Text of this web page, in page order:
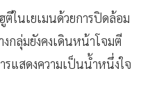
ในเยเมนด้วยการปิดล้อม
กลุ่มยังคงเดินหน้าโจมตี
รแสดงความเป็นน้ำหนึ่งใจ